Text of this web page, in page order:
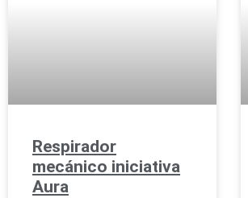
Respirador
mecánico iniciativa
Aura